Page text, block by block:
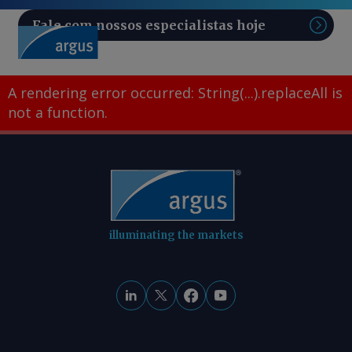
Fale com nossos especialistas hoje
A rendering error occurred: String(...).replaceAll is
not a function.
illuminating the markets